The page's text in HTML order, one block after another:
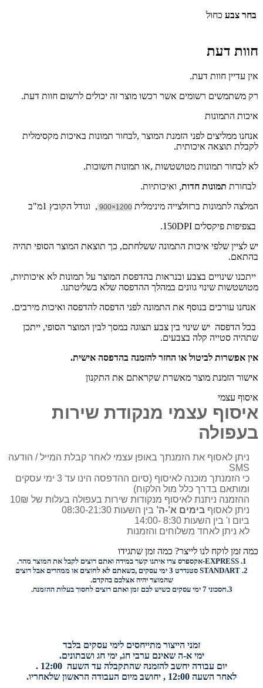
בחר צבע כחול
חוות דעת
אין עדיין חוות דעת.
רק משתמשים רשומים אשר רכשו מוצר זה יכולים לרשום חוות דעת.
איכות התמונות
אנחנו ממליצים לפני הזמנת המוצר ,לבחור תמונות באיכות מקסימלית
לקבלת תוצאה איכותית.
לא לבחור תמונות מטושטשות ,או תמונות חשוכות.
לבחורת תמונות חדות ואיכותיות.
המלצה לתמונות ברזולצייה מינימלית 1200×900
, וגודל הקובץ 1מ"ב
בצפיפות פיקסלים 150DPI.
יש לציין שלפי איכות התמונה ששלחתם, כך תוצאת המוצר הסופי תהיה
בהתאם.
ייתכנו שינויים בצבע ובנראות בהדפסת המוצר על תמונות לא איכותיות,
מטושטשות שינוי גוונים במהלך ההדפסה שלא בשליטתנו.
אנחנו עורכים בנוסף את התמונה לפני הדפסה להדפסה ואיכות מירבים.
בכל הדפסה יש שינוי בין צבע תצוגה במסך לבין המוצר הסופי, ייתכן
שתהיה סטייה קלה בצבעים.
אין אפשרות לביטול או החזר להזמנה בהדפסה אישית.
אישור הזמנת מוצר מאשרת שקראתם את התקנון
איסוף עצמי
איסוף עצמי מנקודת שירות
בעפולה
ניתן לאסוף את הזמנתך באופן עצמי לאחר קבלת המייל / הודעה
SMS
כי הזמנתך מוכנה לאיסוף (סיום ההדפסה הינו עד 3 ימי עסקים
ומותאם בדרך כלל מול הלקוח)
ההזמנה ניתנת לאיסוף מנקודות שירות בעפולה בעלות של 10₪
ניתן לאסוף בימים א’-ה’ בין השעות 08:30-21:30
ביום ו' בין השעות 8:30 -14:00
לא ניתן לאחד משלוחים והזמנות
כמה זמן לוקח לנו לייצר? כמה זמן שתגידו
1.
EXPRESS- אקספרס צרו איתנו קשר במידה ואתם רוצים לקבל את המוצר מהר.
2.
STANDART
סטנדרט 3 ימי עסקים ,כשאתם לא לחוצים או ממהרים אבל רוצים
שהמוצר יהיה אצלכם בהקדם.
3. חסכוני7 ימי עסקים כשיש לכם זמן ואתם רוצים לחסוך בעלות ההזמנה.
זמני הייצור מתייחסים לימי עסקים בלבד
ימי א-ה שאינם ערבי חג, ימי חג ושבתונים.
יום עבודה יחשב להזמנה שהתקבלה עד השעה 12:00 .
לאחר השעה 12:00 , יחושב מיום העבודה הראשון שלאחריו.